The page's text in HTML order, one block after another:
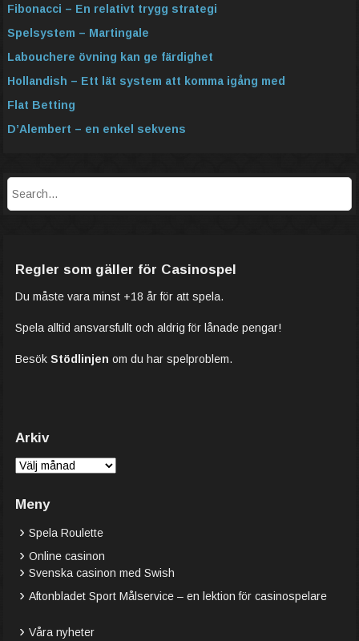
Fibonacci – En relativt trygg strategi
Spelsystem – Martingale
Labouchere övning kan ge färdighet
Hollandish – Ett lät system att komma igång med
Flat Betting
D’Alembert – en enkel sekvens
Regler som gäller för Casinospel
Du måste vara minst +18 år för att spela.
Spela alltid ansvarsfullt och aldrig för lånade pengar!
Besök Stödlinjen om du har spelproblem.
Arkiv
Arkiv
Meny
Spela Roulette
Online casinon
Svenska casinon med Swish
Aftonbladet Sport Målservice – en lektion för casinospelare
Våra nyheter